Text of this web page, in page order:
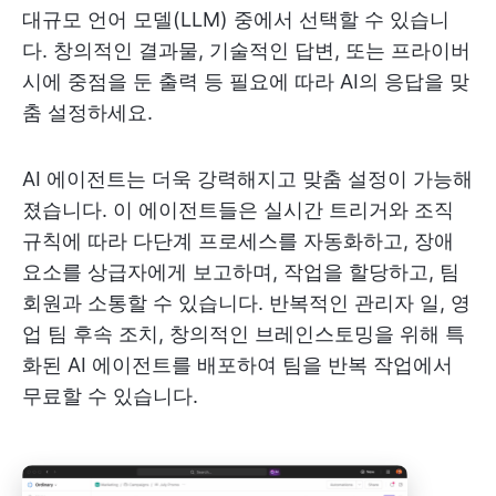
대규모 언어 모델(LLM) 중에서 선택할 수 있습니
다. 창의적인 결과물, 기술적인 답변, 또는 프라이버
시에 중점을 둔 출력 등 필요에 따라 AI의 응답을 맞
춤 설정하세요.
AI 에이전트는 더욱 강력해지고 맞춤 설정이 가능해
졌습니다. 이 에이전트들은 실시간 트리거와 조직
규칙에 따라 다단계 프로세스를 자동화하고, 장애
요소를 상급자에게 보고하며, 작업을 할당하고, 팀
회원과 소통할 수 있습니다. 반복적인 관리자 일, 영
업 팀 후속 조치, 창의적인 브레인스토밍을 위해 특
화된 AI 에이전트를 배포하여 팀을 반복 작업에서
무료할 수 있습니다.